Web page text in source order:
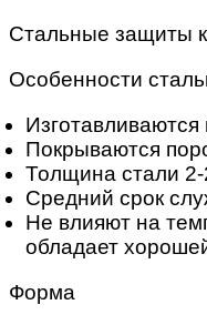
Стальные защиты
Особенности
Покрываются
Толщина стали
Средний срок
Не влияют на
обладает
Форма